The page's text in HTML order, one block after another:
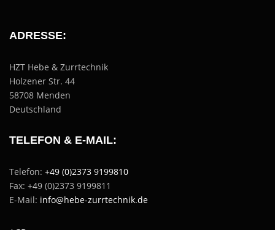
ADRESSE:
HZT Hebe & Zurrtechnik
Holzener Str. 44
58708 Menden
Deutschland
TELEFON & E-MAIL:
Telefon: +49 (0)2373 9199810
Fax: +49 (0)2373 9199811
E-Mail: info@hebe-zurrtechnik.de